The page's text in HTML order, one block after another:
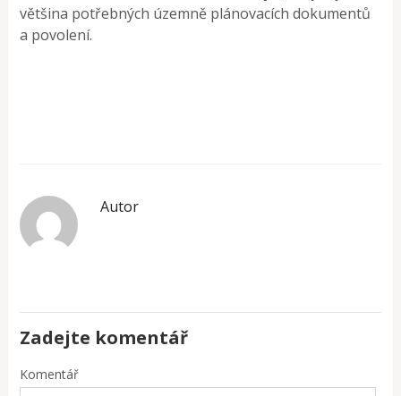
většina potřebných územně plánovacích dokumentů
a povolení.
Autor
Zadejte komentář
Komentář